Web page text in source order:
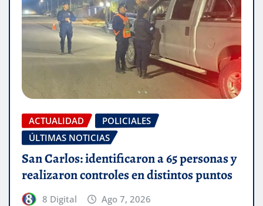
ACTUALIDAD
POLICIALES
ÚLTIMAS NOTICIAS
San Carlos: identificaron a 65 personas y
realizaron controles en distintos puntos
8 Digital Ago 7, 2026